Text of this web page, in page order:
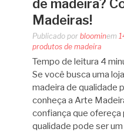
de madeira?
Madeiras!
Publicado por bloominem
produtos de madeira
Tempo de leitura 4
Se você busca uma
madeira de qualidade
conheça a Arte
confiança que
qualidade pode ser